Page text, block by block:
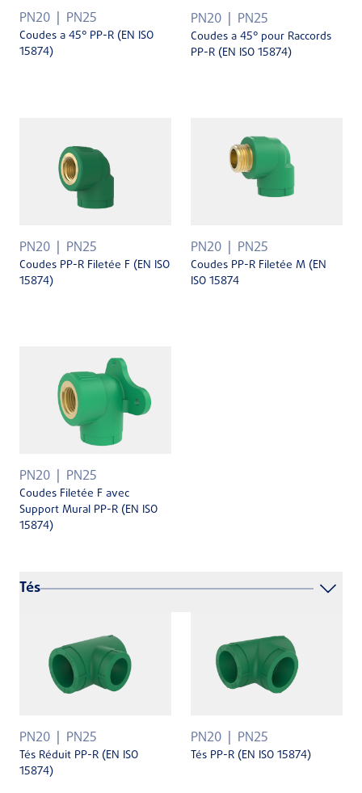
PN20 PN25
Coudes a 45° PP-R (EN ISO
15874)
PN20 PN25
Coudes a 45° pour Raccords
PP-R (EN ISO 15874)
PN20 PN25
Coudes PP-R Filetée F (EN ISO
15874)
PN20 PN25
Coudes PP-R Filetée M (EN
ISO 15874
PN20 PN25
Coudes Filetée F avec
Support Mural PP-R (EN ISO
15874)
Tés
PN20 PN25
Tés Réduit PP-R (EN ISO
15874)
PN20 PN25
Tés PP-R (EN ISO 15874)